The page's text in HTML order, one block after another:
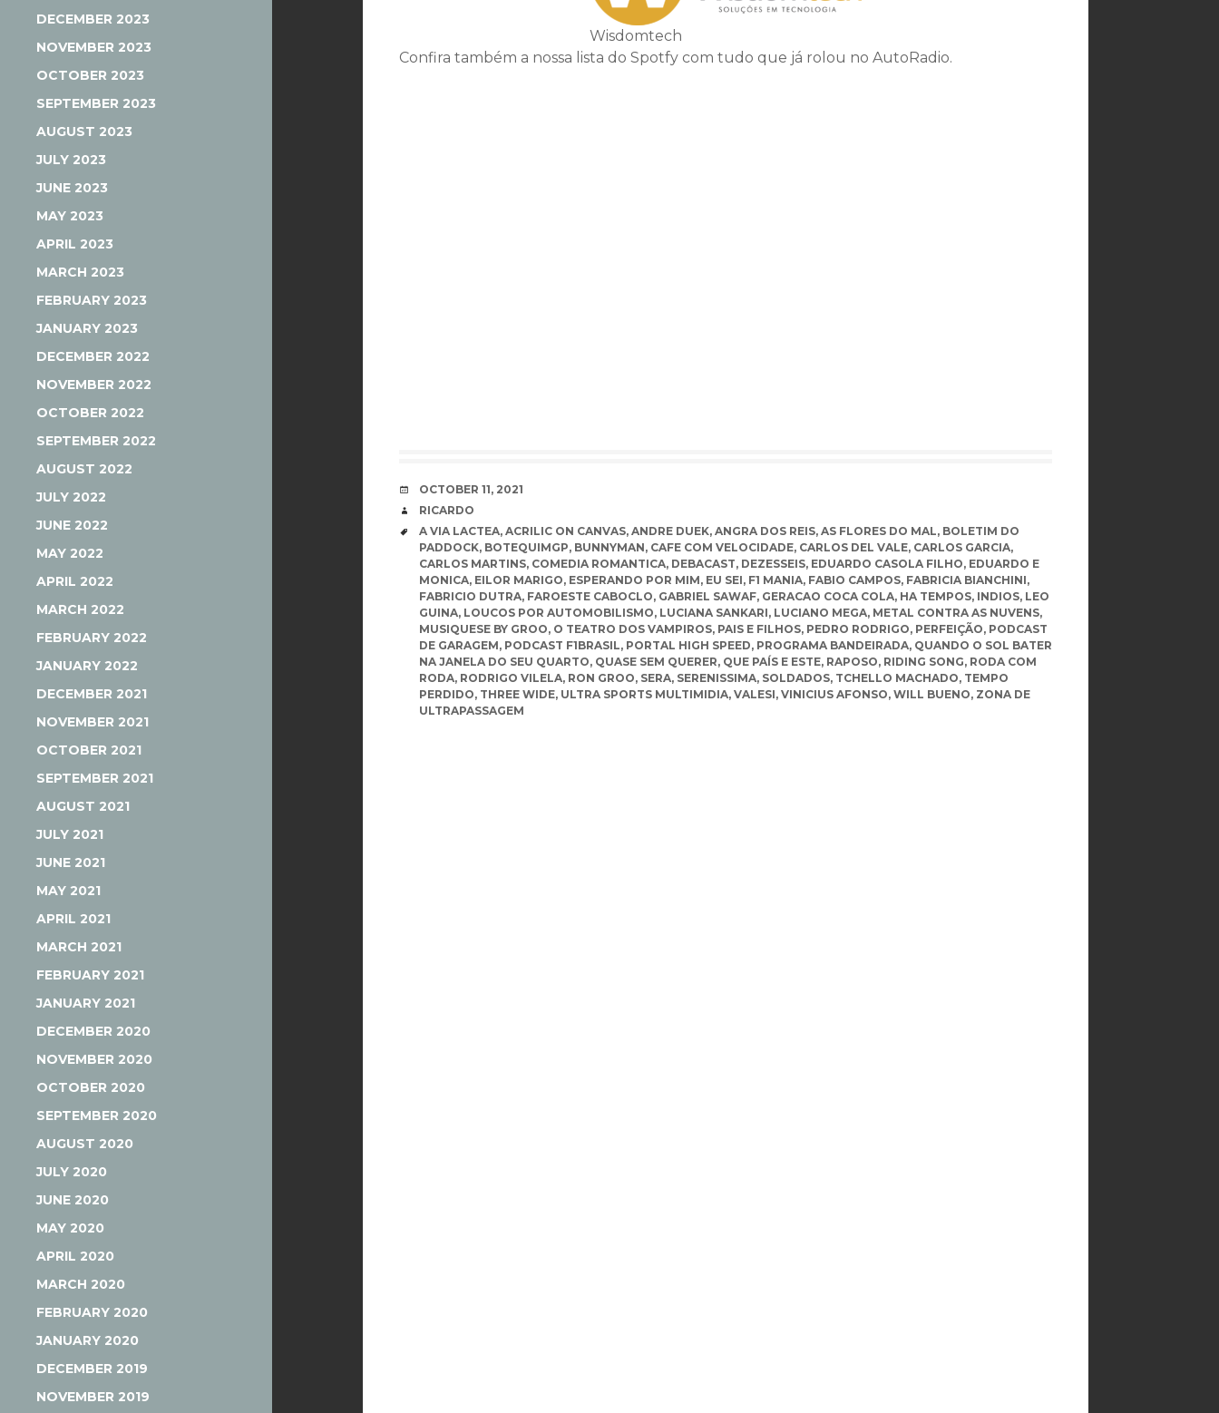
DECEMBER 2023
NOVEMBER 2023
OCTOBER 2023
SEPTEMBER 2023
AUGUST 2023
JULY 2023
JUNE 2023
MAY 2023
APRIL 2023
MARCH 2023
FEBRUARY 2023
JANUARY 2023
DECEMBER 2022
NOVEMBER 2022
OCTOBER 2022
SEPTEMBER 2022
AUGUST 2022
JULY 2022
JUNE 2022
MAY 2022
APRIL 2022
MARCH 2022
FEBRUARY 2022
JANUARY 2022
DECEMBER 2021
NOVEMBER 2021
OCTOBER 2021
SEPTEMBER 2021
AUGUST 2021
JULY 2021
JUNE 2021
MAY 2021
APRIL 2021
MARCH 2021
FEBRUARY 2021
JANUARY 2021
DECEMBER 2020
NOVEMBER 2020
OCTOBER 2020
SEPTEMBER 2020
AUGUST 2020
JULY 2020
JUNE 2020
MAY 2020
APRIL 2020
MARCH 2020
FEBRUARY 2020
JANUARY 2020
DECEMBER 2019
NOVEMBER 2019
Wisdomtech
Confira também a nossa lista do Spotfy com tudo que já rolou no AutoRadio.
DATE
OCTOBER 11, 2021
AUTHOR
RICARDO
TAGS
A VIA LACTEA, ACRILIC ON CANVAS, ANDRE DUEK, ANGRA DOS REIS, AS FLORES DO MAL, BOLETIM DO
PADDOCK, BOTEQUIMGP, BUNNYMAN, CAFE COM VELOCIDADE, CARLOS DEL VALE, CARLOS GARCIA,
CARLOS MARTINS, COMEDIA ROMANTICA, DEBACAST, DEZESSEIS, EDUARDO CASOLA FILHO, EDUARDO E
MONICA, EILOR MARIGO, ESPERANDO POR MIM, EU SEI, F1 MANIA, FABIO CAMPOS, FABRICIA BIANCHINI,
FABRICIO DUTRA, FAROESTE CABOCLO, GABRIEL SAWAF, GERACAO COCA COLA, HA TEMPOS, INDIOS, LEO
GUINA, LOUCOS POR AUTOMOBILISMO, LUCIANA SANKARI, LUCIANO MEGA, METAL CONTRA AS NUVENS,
MUSIQUESE BY GROO, O TEATRO DOS VAMPIROS, PAIS E FILHOS, PEDRO RODRIGO, PERFEIÇÃO, PODCAST
DE GARAGEM, PODCAST F1BRASIL, PORTAL HIGH SPEED, PROGRAMA BANDEIRADA, QUANDO O SOL BATER
NA JANELA DO SEU QUARTO, QUASE SEM QUERER, QUE PAÍS E ESTE, RAPOSO, RIDING SONG, RODA COM
RODA, RODRIGO VILELA, RON GROO, SERA, SERENISSIMA, SOLDADOS, TCHELLO MACHADO, TEMPO
PERDIDO, THREE WIDE, ULTRA SPORTS MULTIMIDIA, VALESI, VINICIUS AFONSO, WILL BUENO, ZONA DE
ULTRAPASSAGEM